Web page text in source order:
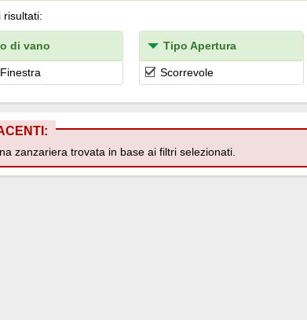
risultati:
di vano Tipo Apertura
Scorrevole
zanzariera trovata in base ai filtri selezionati.